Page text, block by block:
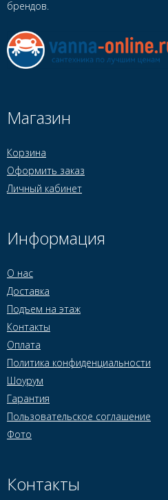
брендов.
Магазин
Корзина
Оформить заказ
Личный кабинет
Информация
О нас
Доставка
Подъем на этаж
Контакты
Оплата
Политика конфиденциальности
Шоурум
Гарантия
Пользовательское соглашение
Фото
Контакты